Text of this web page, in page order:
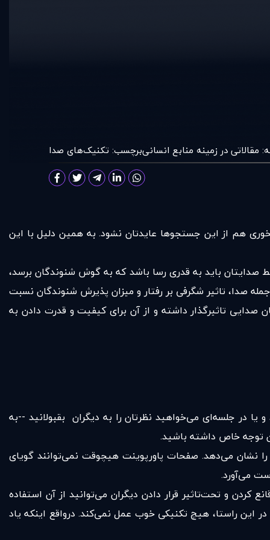
مقالاتی در زمينه منابع انسانیبرچسب: تکنیک‌های صدا
هم از این جستجوها عایدتان نشود. به همین دلیل با این
صدایتان باید به قدری رسا باشد که به گوش شنوندگان برسد،
صدا، تاثیر شگرفی بر رفتار و میزان پذیرش شنوندگان نسبت
صدایی تاثیرگذار داشته و از آن برای کیفیت و قدرت دادن به
در جلسه‌ای می‌خواهید نظرتان را به دیگران بقبولانید --به
توجه خاص داشته باشید.
را نشان می‌دهد. صفحات پاورپوینت هیچوقت نمی‌توانند گویای
می‌آورد.
و تحت‌تاثیر قرار دادن دیگران می‌توانید از آن استفاده
این راستا، هیچ تکنیکی خوب عمل نمی‌کند. درواقع اینکه یاد